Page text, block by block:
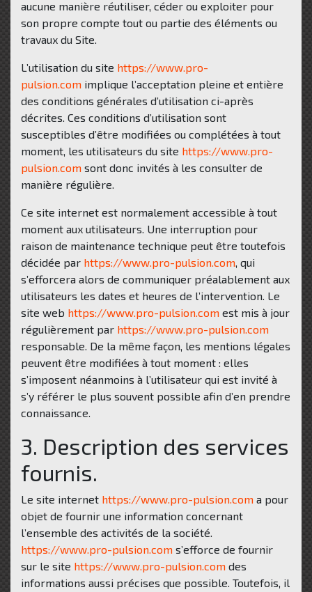
aucune manière réutiliser, céder ou exploiter pour
son propre compte tout ou partie des éléments ou
travaux du Site.
L’utilisation du site https://www.pro-
pulsion.com implique l’acceptation pleine et entière
des conditions générales d’utilisation ci-après
décrites. Ces conditions d’utilisation sont
susceptibles d’être modifiées ou complétées à tout
moment, les utilisateurs du site https://www.pro-
pulsion.com sont donc invités à les consulter de
manière régulière.
Ce site internet est normalement accessible à tout
moment aux utilisateurs. Une interruption pour
raison de maintenance technique peut être toutefois
décidée par https://www.pro-pulsion.com, qui
s’efforcera alors de communiquer préalablement aux
utilisateurs les dates et heures de l’intervention. Le
site web https://www.pro-pulsion.com est mis à jour
régulièrement par https://www.pro-pulsion.com
responsable. De la même façon, les mentions légales
peuvent être modifiées à tout moment : elles
s’imposent néanmoins à l’utilisateur qui est invité à
s’y référer le plus souvent possible afin d’en prendre
connaissance.
3. Description des services
fournis.
Le site internet https://www.pro-pulsion.com a pour
objet de fournir une information concernant
l’ensemble des activités de la société.
https://www.pro-pulsion.com s’efforce de fournir
sur le site https://www.pro-pulsion.com des
informations aussi précises que possible. Toutefois, il